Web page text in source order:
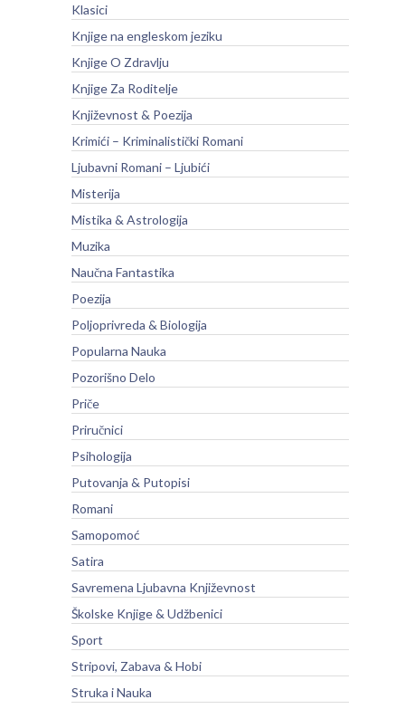
Klasici
Knjige na engleskom jeziku
Knjige O Zdravlju
Knjige Za Roditelje
Književnost & Poezija
Krimići – Kriminalistički Romani
Ljubavni Romani – Ljubići
Misterija
Mistika & Astrologija
Muzika
Naučna Fantastika
Poezija
Poljoprivreda & Biologija
Popularna Nauka
Pozorišno Delo
Priče
Priručnici
Psihologija
Putovanja & Putopisi
Romani
Samopomoć
Satira
Savremena Ljubavna Književnost
Školske Knjige & Udžbenici
Sport
Stripovi, Zabava & Hobi
Struka i Nauka